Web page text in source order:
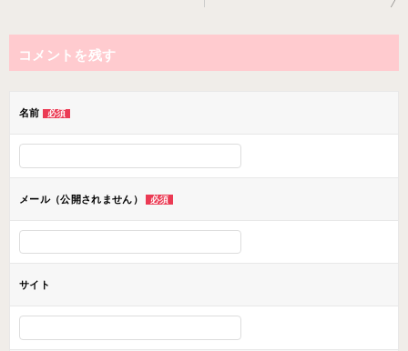
ナ
ビ
ョ
ン
コメントを残す
名前 必須
メール（公開されません） 必須
サイト